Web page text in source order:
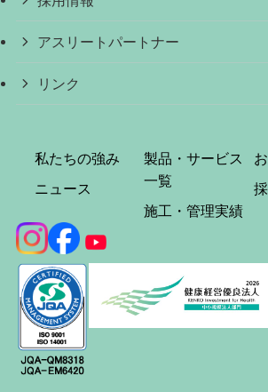
アスリートパートナー
リンク
私たちの強み
ニュース
製品・サービス
一覧
施工・管理実績